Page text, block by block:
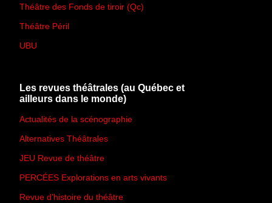
Théâtre des Fonds de tiroir (Qc)
Théâtre Péril
UBU
Les revues théâtrales (au Québec et
ailleurs dans le monde)
Actualités de la scénographie
Alternatives Théâtrales
JEU Revue de théâtre
PERCÉES Explorations en arts vivants
Revue d'histoire du théâtre